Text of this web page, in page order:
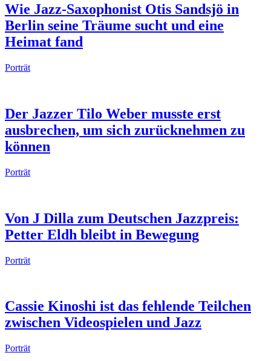
Wie Jazz-Saxophonist Otis Sandsjö in
Berlin seine Träume sucht und eine
Heimat fand
Porträt
Der Jazzer Tilo Weber musste erst
ausbrechen, um sich zurücknehmen zu
können
Porträt
Von J Dilla zum Deutschen Jazzpreis:
Petter Eldh bleibt in Bewegung
Porträt
Cassie Kinoshi ist das fehlende Teilchen
zwischen Videospielen und Jazz
Porträt